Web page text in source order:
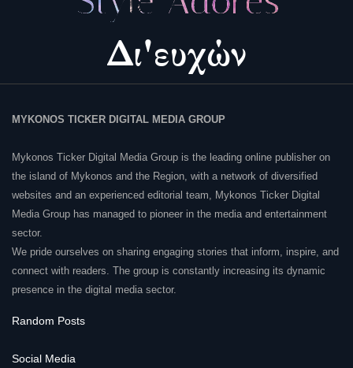
MYKONOS TICKER DIGITAL MEDIA GROUP
Mykonos Ticker Digital Media Group is the leading online publisher on
the island of Mykonos and the Region, with a network of diversified
websites and an experienced editorial team, Mykonos Ticker Digital
Media Group has managed to pioneer in the media and entertainment
sector.
We pride ourselves on sharing engaging stories that inform, inspire, and
connect with readers. The group is constantly increasing its dynamic
presence in the digital media sector.
Random Posts
Social Media